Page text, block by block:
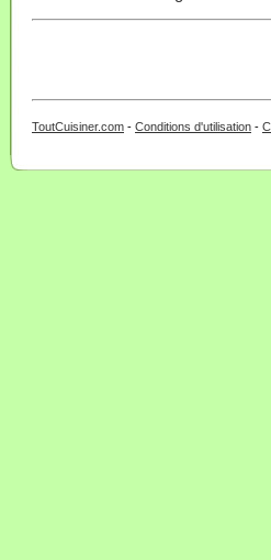
ToutCuisiner.com - Conditions d'utilisation -